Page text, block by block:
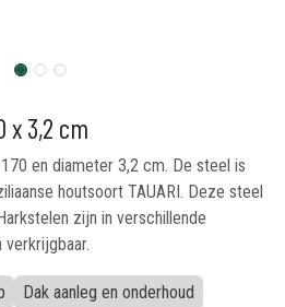
x 3,2 cm
en diameter 3,2 cm. De steel is
houtsoort TAUARI. Deze steel
zijn in verschillende
Dak aanleg en onderhoud